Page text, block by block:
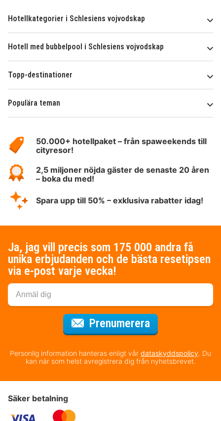
Hotellkategorier i Schlesiens vojvodskap
Hotell med bubbelpool i Schlesiens vojvodskap
Topp-destinationer
Populära teman
HotelSpecials50.000+ hotellpaket – från spaweekends till
cityresor!
2,5 miljoner nöjda gäster de senaste 20 åren
– boka du med!
Spara upp till 50% – exklusiva rabatter idag!
Ja, jag vill precis som 175 000 andra få
unika erbjudanden och de bästa resetipsen
via e-post varje vecka!
Prenumerera
Personlig information hanteras enligt vår dataskyddspolicy. Du
kan när som helst avregistrera dig från nyhetsbrevet.
Säker betalning